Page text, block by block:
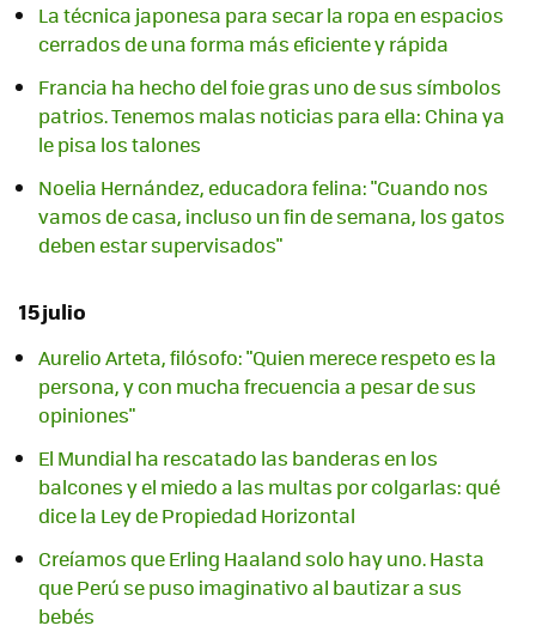
La técnica japonesa para secar la ropa en espacios
cerrados de una forma más eficiente y rápida
Francia ha hecho del foie gras uno de sus símbolos
patrios. Tenemos malas noticias para ella: China ya
le pisa los talones
Noelia Hernández, educadora felina: "Cuando nos
vamos de casa, incluso un fin de semana, los gatos
deben estar supervisados"
15 julio
Aurelio Arteta, filósofo: "Quien merece respeto es la
persona, y con mucha frecuencia a pesar de sus
opiniones"
El Mundial ha rescatado las banderas en los
balcones y el miedo a las multas por colgarlas: qué
dice la Ley de Propiedad Horizontal
Creíamos que Erling Haaland solo hay uno. Hasta
que Perú se puso imaginativo al bautizar a sus
bebés